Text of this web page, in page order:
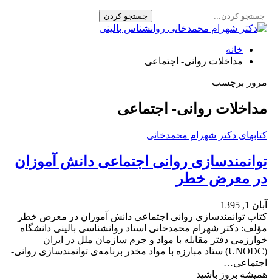
خانه
مداخلات روانی- اجتماعی
مرور برچسب
مداخلات روانی- اجتماعی
کتابهای دکتر شهرام محمدخانی
توانمندسازی روانی اجتماعی دانش آموزان
در معرض خطر
آبان 1, 1395
کتاب توانمندسازی روانی اجتماعی دانش آموزان در معرض خطر
مؤلف: دکتر شهرام محمدخانی استاد روانشناسی بالینی دانشگاه
خوارزمی دفتر مقابله با مواد و جرم سازمان ملل در ایران
(UNODC) ستاد مبارزه با مواد مخدر برنامه‌ی توانمندسازی روانی-
اجتماعی…
همیشه بروز باشید